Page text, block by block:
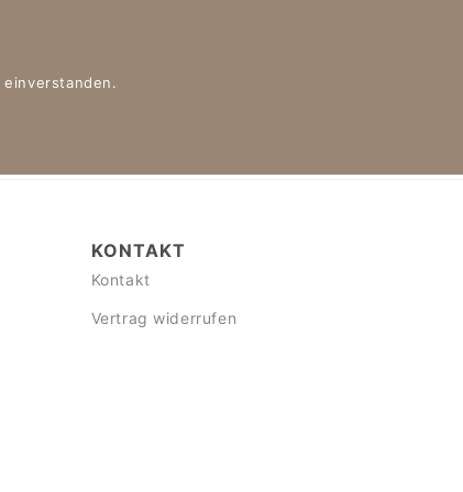
einverstanden.
KONTAKT
Kontakt
Vertrag widerrufen